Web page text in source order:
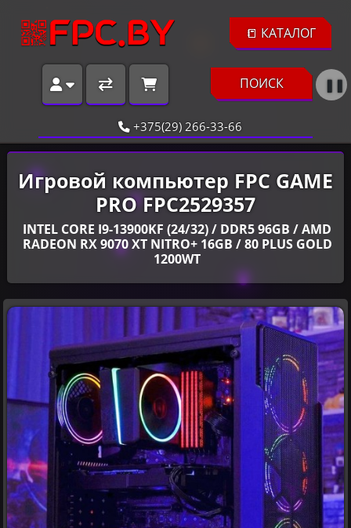
📒 КАТАЛОГ
ПОИСК ❚❚
+375(29) 266-33-66
Игровой компьютер FPC GAME
PRO FPC2529357
INTEL CORE I9-13900KF (24/32) / DDR5 96GB / AMD
RADEON RX 9070 XT NITRO+ 16GB / 80 PLUS GOLD
1200WT